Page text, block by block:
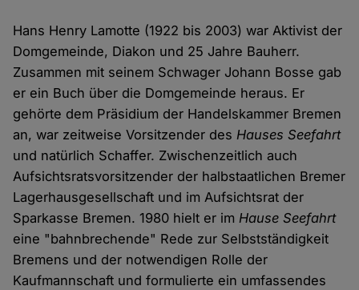
Hans Henry Lamotte (1922 bis 2003) war Aktivist der
Domgemeinde, Diakon und 25 Jahre Bauherr.
Zusammen mit seinem Schwager Johann Bosse gab
er ein Buch über die Domgemeinde heraus. Er
gehörte dem Präsidium der Handelskammer Bremen
an, war zeitweise Vorsitzender desHauses Seefahrt
und natürlich Schaffer. Zwischenzeitlich auch
Aufsichtsratsvorsitzender der halbstaatlichen Bremer
Lagerhausgesellschaft und im Aufsichtsrat der
Sparkasse Bremen. 1980 hielt er imHause Seefahrt
eine "bahnbrechende" Rede zur Selbstständigkeit
Bremens und der notwendigen Rolle der
Kaufmannschaft und formulierte ein umfassendes